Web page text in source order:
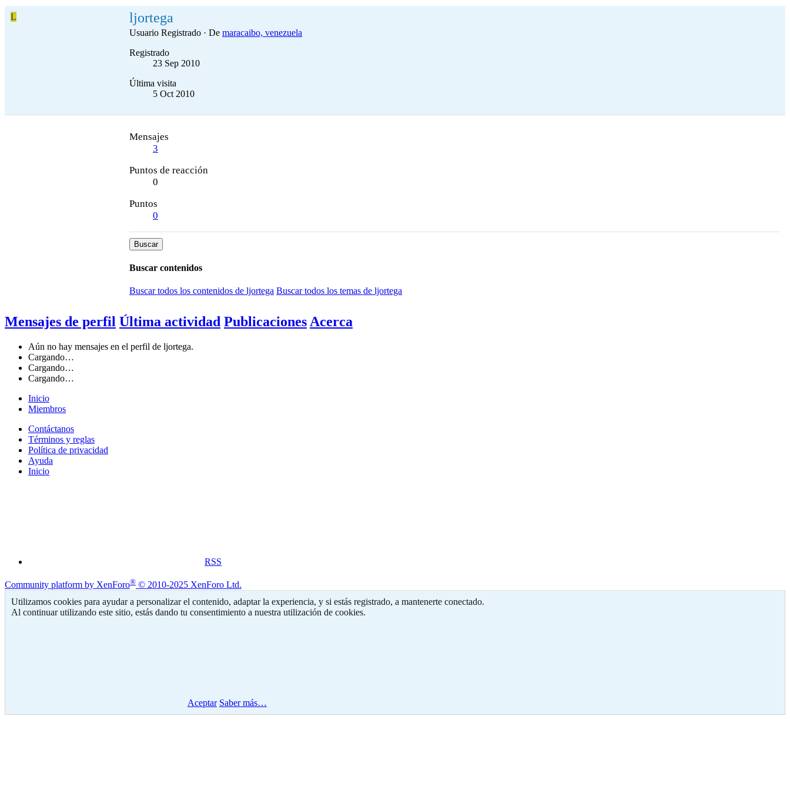
L ljortega
Usuario Registrado · De maracaibo, venezuela
Registrado
23 Sep 2010
Última visita
5 Oct 2010
Mensajes
3
Puntos de reacción
0
Puntos
0
Buscar
Buscar contenidos
Buscar todos los contenidos de ljortega Buscar todos los temas de ljortega
Mensajes de perfil Última actividad PublicacionesAcerca
Aún no hay mensajes en el perfil de ljortega.
Cargando…
Cargando…
Cargando…
Inicio
Miembros
Contáctanos
Términos y reglas
Política de privacidad
Ayuda
Inicio
RSS
Community platform by XenForo® © 2010-2025 XenForo Ltd.
Utilizamos cookies para ayudar a personalizar el contenido, adaptar la experiencia, y si estás registrado, a mantenerte conectado.
Al continuar utilizando este sitio, estás dando tu consentimiento a nuestra utilización de cookies.
Aceptar Saber más…